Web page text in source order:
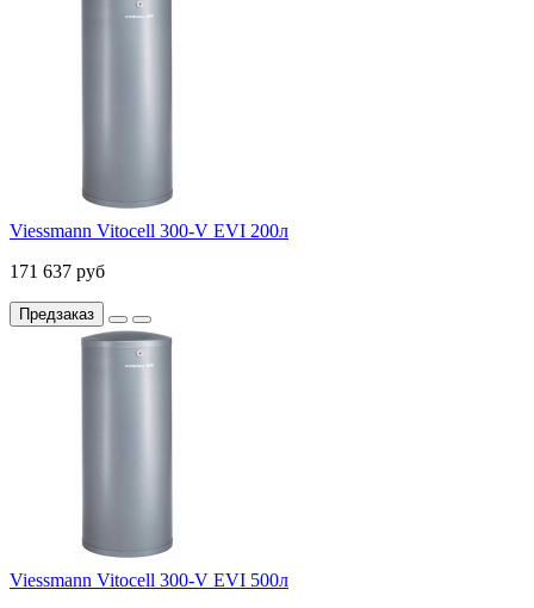
Viessmann Vitocell 300-V EVI 200л
171 637 руб
Предзаказ
Viessmann Vitocell 300-V EVI 500л